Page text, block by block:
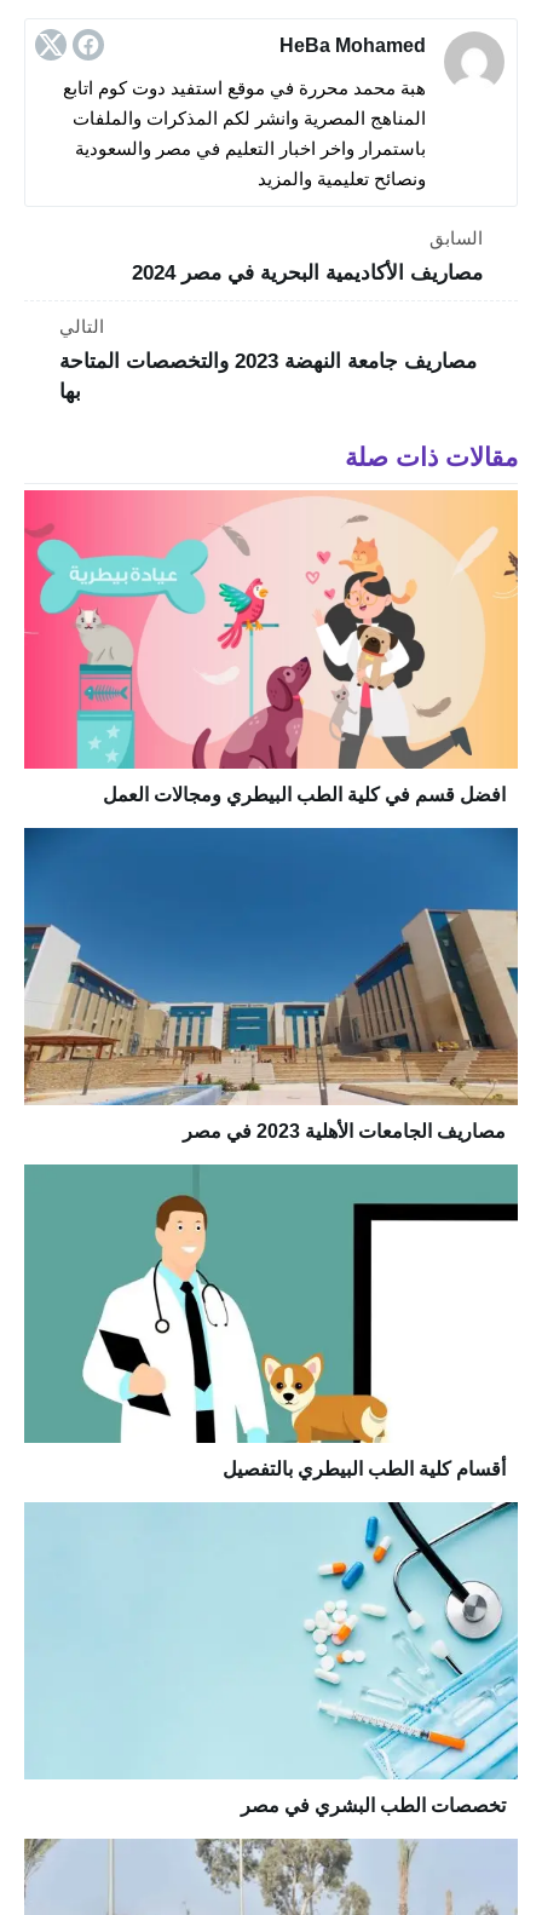
HeBa Mohamed
هبة محمد محررة في موقع استفيد دوت كوم اتابع
المناهج المصرية وانشر لكم المذكرات والملفات
باستمرار واخر اخبار التعليم في مصر والسعودية
ونصائح تعليمية والمزيد
السابق
مصاريف الأكاديمية البحرية في مصر 2024
التالي
مصاريف جامعة النهضة 2023 والتخصصات المتاحة
بها
مقالات ذات صلة
افضل قسم في كلية الطب البيطري ومجالات العمل
مصاريف الجامعات الأهلية 2023 في مصر
أقسام كلية الطب البيطري بالتفصيل
تخصصات الطب البشري في مصر